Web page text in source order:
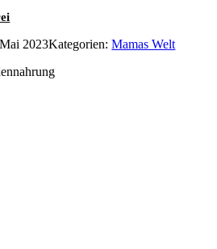
2023Kategorien:Mamas Welt